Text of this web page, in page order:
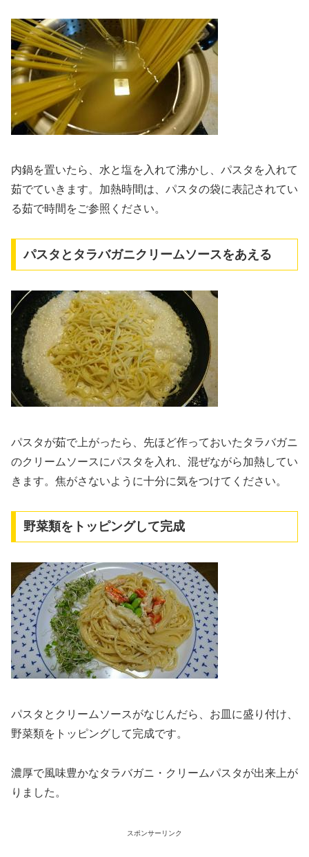
内鍋を置いたら、水と塩を入れて沸かし、パスタを入れて
茹でていきます。加熱時間は、パスタの袋に表記されてい
る茹で時間をご参照ください。
パスタとタラバガニクリームソースをあえる
パスタが茹で上がったら、先ほど作っておいたタラバガニ
のクリームソースにパスタを入れ、混ぜながら加熱してい
きます。焦がさないように十分に気をつけてください。
野菜類をトッピングして完成
パスタとクリームソースがなじんだら、お皿に盛り付け、
野菜類をトッピングして完成です。
濃厚で風味豊かなタラバガニ・クリームパスタが出来上が
りました。
スポンサーリンク